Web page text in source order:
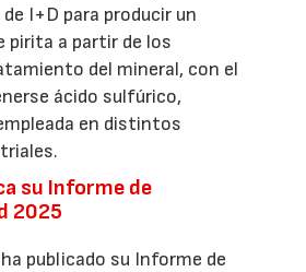
I+D para producir un
pirita a partir de los
del mineral, con el
ácido sulfúrico,
en distintos
su Informe de
2025
publicado su Informe de